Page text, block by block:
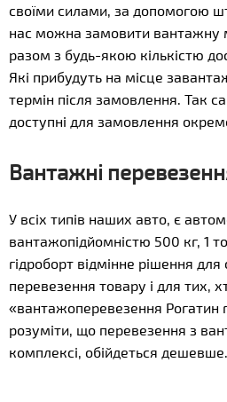
своїми силами, за допомогою
нас можна замовити вантажну
разом з будь-якою кількістю
Які прибудуть на місце
термін після замовлення. Так
доступні для замовлення
Вантажні
У всіх типів наших авто, є
вантажопідйомністю 500 кг, 1
гідроборт відмінне рішення для
перевезення товару і для тих,
«вантажоперевезення Рогатин
розуміти, що перевезення з
комплексі, обійдеться дешевше.